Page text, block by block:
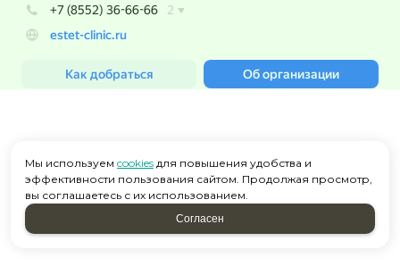
Мы используем cookies для повышения удобства и
эффективности пользования сайтом. Продолжая просмотр,
вы соглашаетесь с их использованием.
Согласен